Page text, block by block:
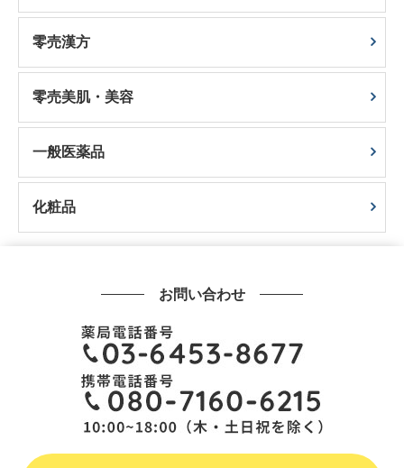
零売漢方
零売美肌・美容
一般医薬品
化粧品
お問い合わせ